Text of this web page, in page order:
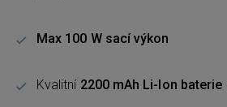
Max 100 W sací výkon
Kvalitní 2200 mAh Li-Ion baterie